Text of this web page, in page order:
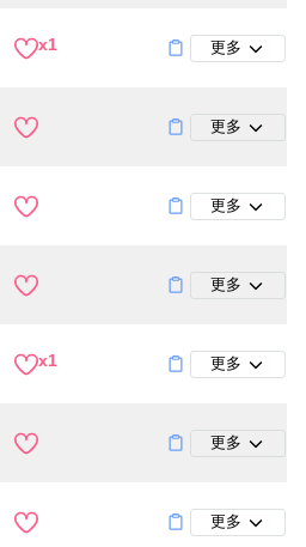
x1 更多
更多
更多
更多
x1 更多
更多
更多